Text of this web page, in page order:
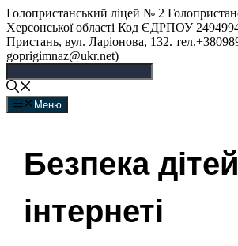
Перейти
до
вмісту
Голопристанський ліцей № 2
Херсонської області Код ЄДРПОУ
Пристань, вул. Ларіонова, 132.
goprigimnaz@ukr.net)
Меню
Безпека
інтернеті